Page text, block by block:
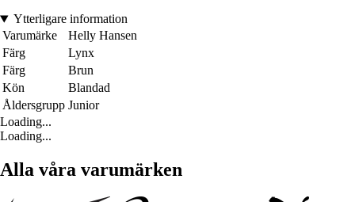
Ytterligare information
Varumärke
Helly Hansen
Färg
Lynx
Färg
Brun
Kön
Blandad
Åldersgrupp Junior
Loading...
Loading...
Alla våra varumärken